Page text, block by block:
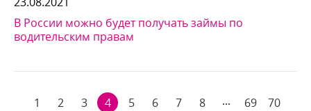
России можно будет получать займы по
одительским правам
1 2 3 4 5 6 7 8 ... 69 70